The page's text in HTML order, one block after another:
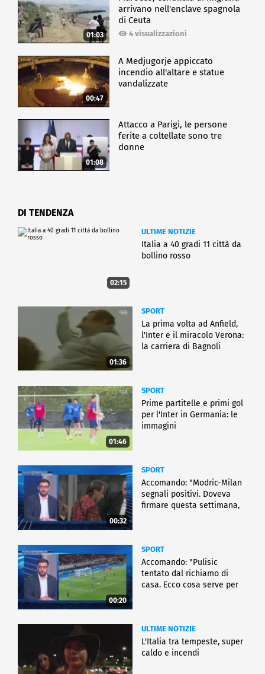
01:03
arrivano nell'enclave spagnola
di Ceuta
4 visualizzazioni
00:47
A Medjugorje appiccato
incendio all'altare e statue
vandalizzate
01:08
Attacco a Parigi, le persone
ferite a coltellate sono tre
donne
DI TENDENZA
02:15
ULTIME NOTIZIE
Italia a 40 gradi 11 città da
bollino rosso
01:36
SPORT
La prima volta ad Anfield,
l'Inter e il miracolo Verona:
la carriera di Bagnoli
01:46
SPORT
Prime partitelle e primi gol
per l'Inter in Germania: le
immagini
00:32
SPORT
Accomando: "Modric-Milan
segnali positivi. Doveva
firmare questa settimana,
00:20
SPORT
Accomando: "Pulisic
tentato dal richiamo di
casa. Ecco cosa serve per
ULTIME NOTIZIE
L'Italia tra tempeste, super
caldo e incendi